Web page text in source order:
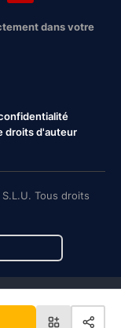
dans votre
droits d'auteur
Tous droits